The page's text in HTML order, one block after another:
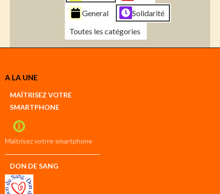
General
Solidarité
Toutes les catégories
Créer
compte
compte
A LA UNE
MAÎTRISEZ VOTRE
SMARTPHONE
Maîtrisez votrre smartphone
DON DE SANG